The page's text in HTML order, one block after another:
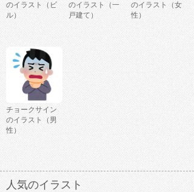
のイラスト（ビ
ル）
のイラスト（一
戸建て）
のイラスト（女
性）
チョークサイン
のイラスト（男
性）
人気のイラスト